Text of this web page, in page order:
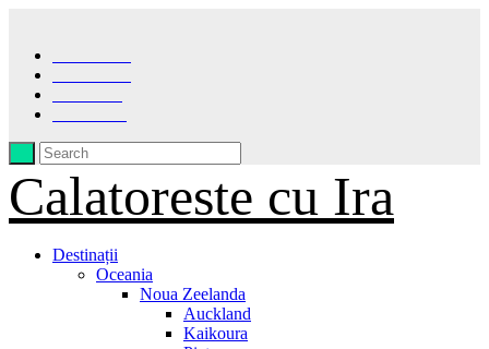
Calatoreste cu Ira
Destinații
Oceania
Noua Zeelanda
Auckland
Kaikoura